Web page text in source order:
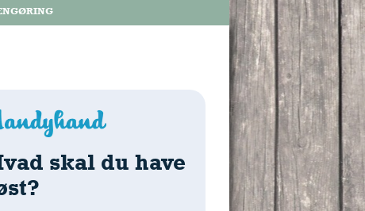
skal du have